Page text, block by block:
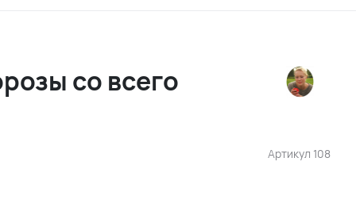
Артикул 108
со всего